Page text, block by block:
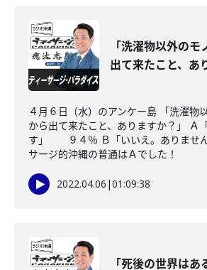
「洗濯物以外の
出て来たこと、あ
４月６日（水）のアンケー島 「洗濯物
から出て来たこと、ありますか？」 Ａ
す」 ９４％ Ｂ「いいえ。ありませ
サージ的沖縄の普通はＡでした！
2022.04.06 |01:09:38
「死後の世界は